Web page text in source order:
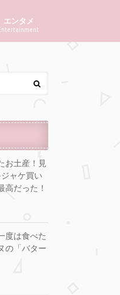
エンタメ
お土産！見
ャケ買い
高だった！
度は食べた
の「バター